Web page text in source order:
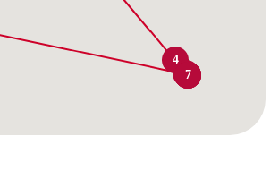
3
4
4
5
6
7